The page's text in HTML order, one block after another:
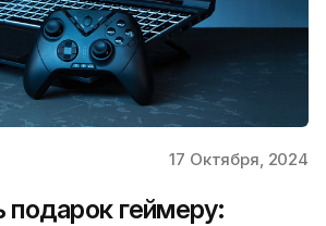
17 Октября, 2024
подарок геймеру: